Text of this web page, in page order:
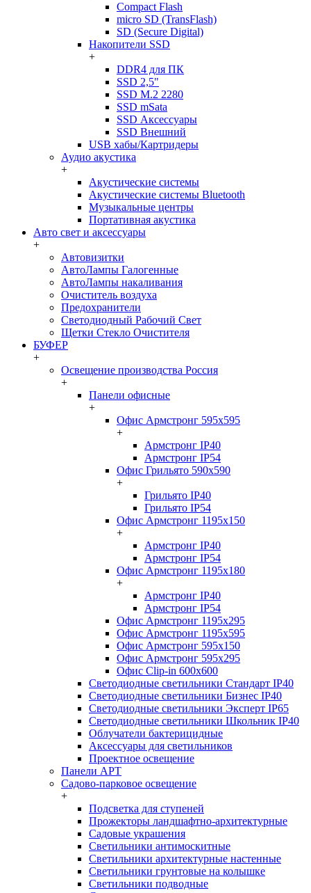
Compact Flash
micro SD (TransFlash)
SD (Secure Digital)
Накопители SSD
+
DDR4 для ПК
SSD 2,5"
SSD M.2 2280
SSD mSata
SSD Аксессуары
SSD Внешний
USB хабы/Картридеры
Аудио акустика
+
Акустические системы
Акустические системы Bluetooth
Музыкальные центры
Портативная акустика
Авто свет и аксессуары
+
Автовизитки
АвтоЛампы Галогенные
АвтоЛампы накаливания
Очиститель воздуха
Предохранители
Светодиодный Рабочий Свет
Щетки Стекло Очистителя
БУФЕР
+
Освещение производства Россия
+
Панели офисные
+
Офис Армстронг 595x595
+
Армстронг IP40
Армстронг IP54
Офис Грильято 590x590
+
Грильято IP40
Грильято IP54
Офис Армстронг 1195x150
+
Армстронг IP40
Армстронг IP54
Офис Армстронг 1195x180
+
Армстронг IP40
Армстронг IP54
Офис Армстронг 1195x295
Офис Армстронг 1195x595
Офис Армстронг 595x150
Офис Армстронг 595x295
Офис Clip-in 600x600
Светодиодные светильники Стандарт IP40
Светодиодные светильники Бизнес IP40
Светодиодные светильники Эксперт IP65
Светодиодные светильники Школьник IP40
Облучатели бактерицидные
Аксессуары для светильников
Проектное освещение
Панели АРТ
Садово-парковое освещение
+
Подсветка для ступеней
Прожекторы ландшафтно-архитектурные
Садовые украшения
Светильники антимоскитные
Светильники архитектурные настенные
Светильники грунтовые на колышке
Светильники подводные